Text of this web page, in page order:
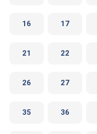
16 17
21 22
26 27
35 36